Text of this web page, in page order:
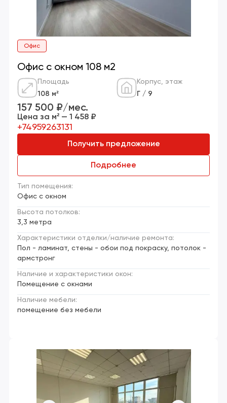
Офис
Офис с окном 108 м2
Площадь
108 м²
Корпус, этаж
Г / 9
Тип помещения:
Офис с окном
Высота потолков:
3,3 метра
Характеристики отделки/наличие ремонта:
Пол - ламинат, стены - обои под покраску, потолок -
армстронг
Наличие и характеристики окон:
Помещение с окнами
Наличие мебели:
помещение без мебели
157 500 ₽/мес.
Цена за м² — 1 458 ₽
+74959263131
Получить предложение
Подробнее